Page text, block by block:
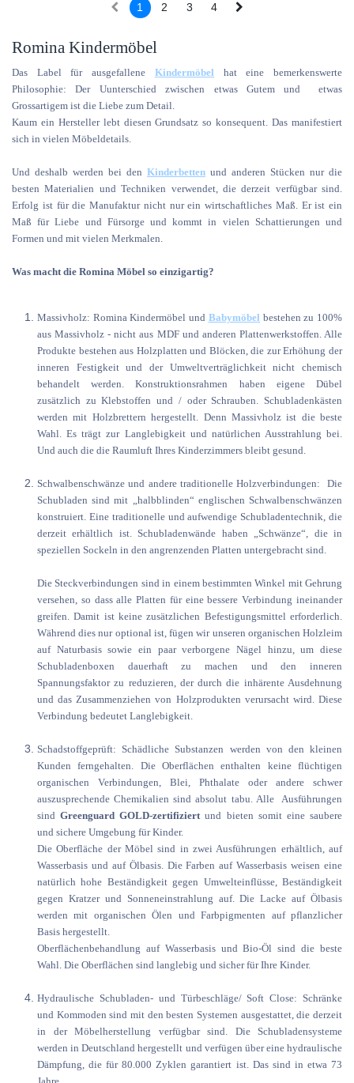
1 2 3 4
Romina Kindermöbel
Das Label für ausgefallene Kindermöbel hat eine bemerkenswerte
Philosophie: Der Uunterschied zwischen etwas Gutem und etwas
Grossartigem ist die Liebe zum Detail.
Kaum ein Hersteller lebt diesen Grundsatz so konsequent. Das manifestiert
sich in vielen Möbeldetails.
Und deshalb werden bei den Kinderbetten und anderen Stücken nur die
besten Materialien und Techniken verwendet, die derzeit verfügbar sind.
Erfolg ist für die Manufaktur nicht nur ein wirtschaftliches Maß. Er ist ein
Maß für Liebe und Fürsorge und kommt in vielen Schattierungen und
Formen und mit vielen Merkmalen.
Was macht die Romina Möbel so einzigartig?
Massivholz: Romina Kindermöbel und Babymöbel bestehen zu 100%
aus Massivholz - nicht aus MDF und anderen Plattenwerkstoffen. Alle
Produkte bestehen aus Holzplatten und Blöcken, die zur Erhöhung der
inneren Festigkeit und der Umweltverträglichkeit nicht chemisch
behandelt werden. Konstruktionsrahmen haben eigene Dübel
zusätzlich zu Klebstoffen und / oder Schrauben. Schubladenkästen
werden mit Holzbrettern hergestellt. Denn Massivholz ist die beste
Wahl. Es trägt zur Langlebigkeit und natürlichen Ausstrahlung bei.
Und auch die die Raumluft Ihres Kinderzimmers bleibt gesund.
Schwalbenschwänze und andere traditionelle Holzverbindungen: Die
Schubladen sind mit „halbblinden“ englischen Schwalbenschwänzen
konstruiert. Eine traditionelle und aufwendige Schubladentechnik, die
derzeit erhältlich ist. Schubladenwände haben „Schwänze“, die in
speziellen Sockeln in den angrenzenden Platten untergebracht sind.
Die Steckverbindungen sind in einem bestimmten Winkel mit Gehrung
versehen, so dass alle Platten für eine bessere Verbindung ineinander
greifen. Damit ist keine zusätzlichen Befestigungsmittel erforderlich.
Während dies nur optional ist, fügen wir unseren organischen Holzleim
auf Naturbasis sowie ein paar verborgene Nägel hinzu, um diese
Schubladenboxen dauerhaft zu machen und den inneren
Spannungsfaktor zu reduzieren, der durch die inhärente Ausdehnung
und das Zusammenziehen von Holzprodukten verursacht wird. Diese
Verbindung bedeutet Langlebigkeit.
Schadstoffgeprüft: Schädliche Substanzen werden von den kleinen
Kunden ferngehalten. Die Oberflächen enthalten keine flüchtigen
organischen Verbindungen, Blei, Phthalate oder andere schwer
auszusprechende Chemikalien sind absolut tabu. Alle Ausführungen
sindGreenguard GOLD-zertifiziertund bieten somit eine saubere
und sichere Umgebung für Kinder.
Die Oberfläche der Möbel sind in zwei Ausführungen erhältlich, auf
Wasserbasis und auf Ölbasis. Die Farben auf Wasserbasis weisen eine
natürlich hohe Beständigkeit gegen Umwelteinflüsse, Beständigkeit
gegen Kratzer und Sonneneinstrahlung auf. Die Lacke auf Ölbasis
werden mit organischen Ölen und Farbpigmenten auf pflanzlicher
Basis hergestellt.
Oberflächenbehandlung auf Wasserbasis und Bio-Öl sind die beste
Wahl. Die Oberflächen sind langlebig und sicher für Ihre Kinder.
Hydraulische Schubladen- und Türbeschläge/ Soft Close: Schränke
und Kommoden sind mit den besten Systemen ausgestattet, die derzeit
in der Möbelherstellung verfügbar sind. Die Schubladensysteme
werden in Deutschland hergestellt und verfügen über eine hydraulische
Dämpfung, die für 80.000 Zyklen garantiert ist. Das sind in etwa 73